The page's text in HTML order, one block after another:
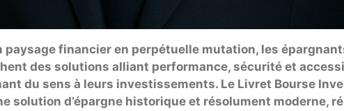
paysage financier en perpétuelle mutation, les
des solutions alliant performance, sécurité et
du sens à leurs investissements. Le Livret Bourse
solution d’épargne historique et résolument moderne,